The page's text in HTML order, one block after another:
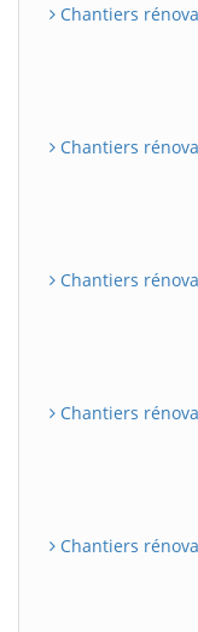
Chantiers
Chantiers
Chantiers
Chantiers
Chantiers